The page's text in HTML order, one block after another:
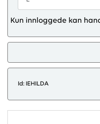
Kun innloggede kan
Id: IEHILDA